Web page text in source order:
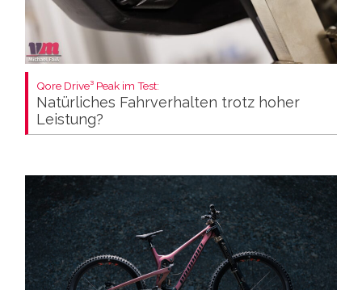
Qore Drive³ Peak im Test:
Natürliches Fahrverhalten trotz hoher
Leistung?